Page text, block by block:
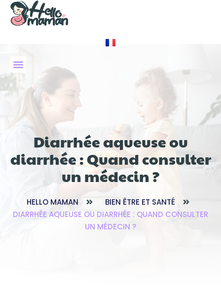
Diarrhée aqueuse ou
diarrhée : Quand consulter
un médecin ?
HELLO MAMAN
BIEN ÊTRE ET SANTÉ
DIARRHÉE AQUEUSE OU DIARRHÉE : QUAND CONSULTER
UN MÉDECIN ?